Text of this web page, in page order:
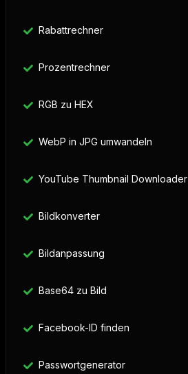
Rabattrechner
Prozentrechner
RGB zu HEX
WebP in JPG umwandeln
YouTube Thumbnail Downloader
Bildkonverter
Bildanpassung
Base64 zu Bild
Facebook-ID finden
Passwortgenerator